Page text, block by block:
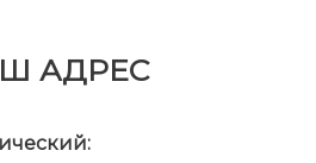
АДРЕС